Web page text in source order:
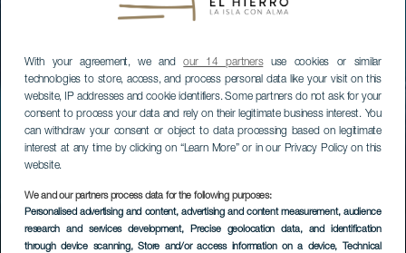
With your agreement, we andour 14 partnersuse cookies or similar
technologies to store, access, and process personal data like your visit on this
website, IP addresses and cookie identifiers. Some partners do not ask for your
consent to process your data and rely on their legitimate business interest. You
can withdraw your consent or object to data processing based on legitimate
interest at any time by clicking on “Learn More” or in our Privacy Policy on this
website.
We and our partners process data for the following purposes:
Personalised advertising and content, advertising and content measurement, audience
research and services development, Precise geolocation data, and identification
through device scanning, Store and/or access information on a device, Technical